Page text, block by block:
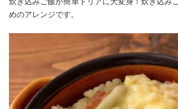
めのアレンジです。